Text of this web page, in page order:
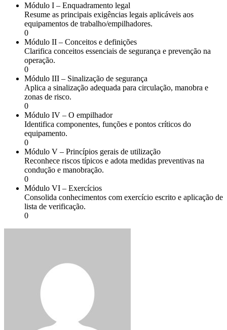
Módulo I – Enquadramento legal
Resume as principais exigências legais aplicáveis aos
equipamentos de trabalho/empilhadores.
0
Módulo II – Conceitos e definições
Clarifica conceitos essenciais de segurança e prevenção na
operação.
0
Módulo III – Sinalização de segurança
Aplica a sinalização adequada para circulação, manobra e
zonas de risco.
0
Módulo IV – O empilhador
Identifica componentes, funções e pontos críticos do
equipamento.
0
Módulo V – Princípios gerais de utilização
Reconhece riscos típicos e adota medidas preventivas na
condução e manobração.
0
Módulo VI – Exercícios
Consolida conhecimentos com exercício escrito e aplicação de
lista de verificação.
0